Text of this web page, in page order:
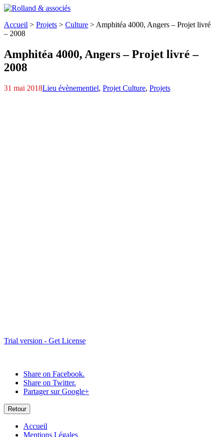
Accueil > Projets > Culture > Amphitéa 4000, Angers – Projet livré
– 2008
Amphitéa 4000, Angers – Projet livré –
2008
31 mai 2018Lieu évènementiel, Projet Culture, Projets
Trial version - Get License
Share on Facebook.
Share on Twitter.
Partager sur Google+
Retour
Accueil
Mentions Légales